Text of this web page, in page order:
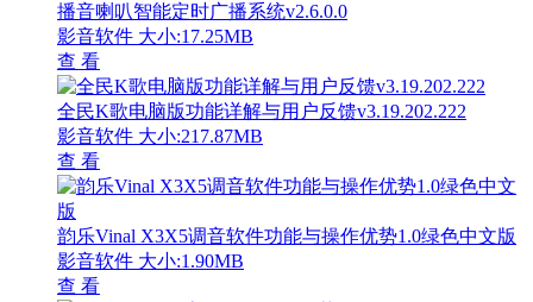
播音喇叭智能定时广播系统v2.6.0.0
影音软件 大小:17.25MB
查 看
全民K歌电脑版功能详解与用户反馈v3.19.202.222
影音软件 大小:217.87MB
查 看
韵乐Vinal X3X5调音软件功能与操作优势1.0绿色中文版
影音软件 大小:1.90MB
查 看